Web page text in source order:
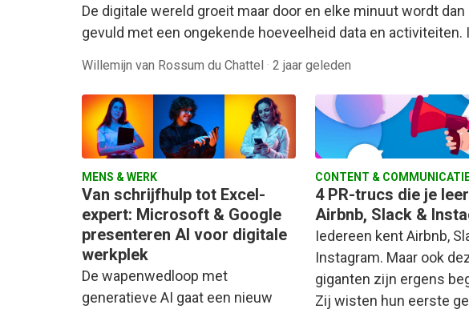
De digitale wereld groeit maar door en elke minuut wordt dan
gevuld met een ongekende hoeveelheid data en activiteiten.
Willemijn van Rossum du Chattel · 2 jaar geleden
MENS & WERK
Van schrijfhulp tot Excel-
expert: Microsoft & Google
presenteren AI voor digitale
werkplek
De wapenwedloop met
generatieve AI gaat een nieuw
CONTENT &
4 PR-trucs die je
Airbnb, Slack &
Iedereen kent Airbnb,
Instagram. Maar ook
giganten zijn ergens
Zij wisten hun eerste